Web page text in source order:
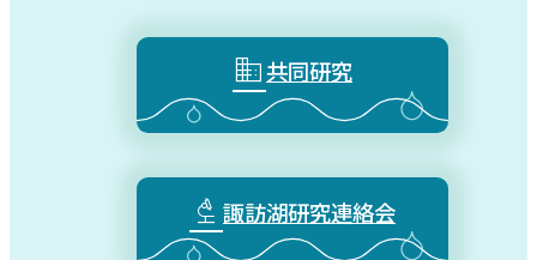
共同研究
 諏訪湖研究連絡会